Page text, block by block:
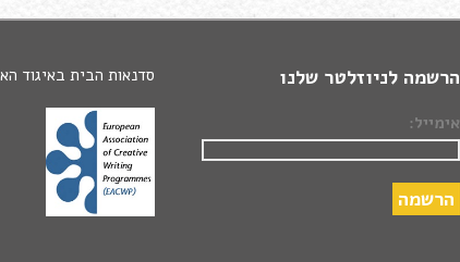
סדנאות הבית באיגוד הרשמה לניוזלטר שלנו
אימייל: